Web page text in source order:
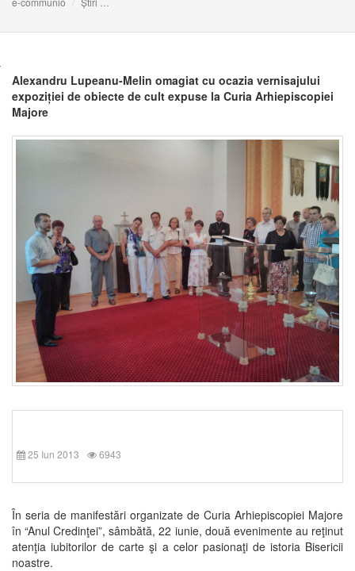
Alexandru Lupeanu-Melin omagiat cu ocazia vernisajului
expoziției de obiecte de cult expuse la Curia Arhiepiscopiei
Majore
25 Iun 2013 6943
În seria de manifestări organizate de Curia Arhiepiscopiei Majore
în “Anul Credinţei”, sâmbătă, 22 iunie, două evenimente au reţinut
atenţia iubitorilor de carte şi a celor pasionaţi de istoria Bisericii
noastre.